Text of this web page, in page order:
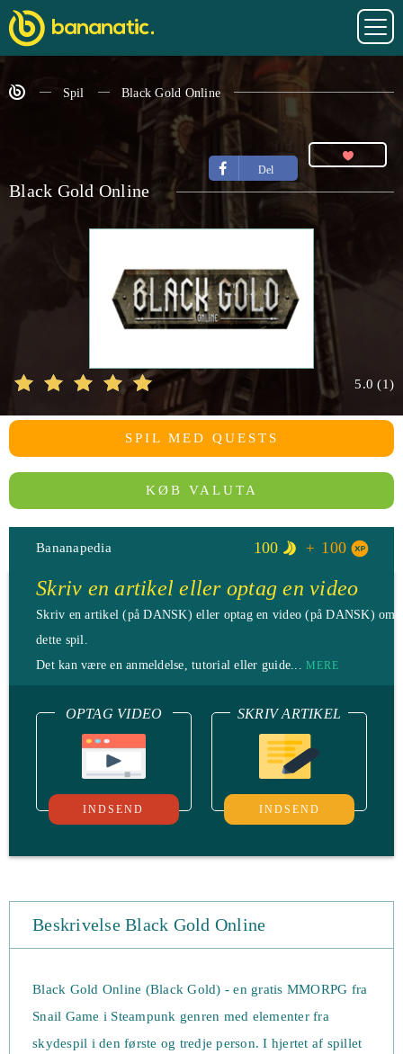
Spil Black Gold Online
Del
Black Gold Online
5.0 (1)
SPIL MED QUESTS
KØB VALUTA
Bananapedia 100 100
Skriv en artikel eller optag en video
Skriv en artikel (på DANSK) eller optag en video (på DANSK)
dette spil.
Det kan være en anmeldelse, tutorial eller guide... MERE
OPTAG VIDEO
INDSEND
SKRIV ARTIKEL
INDSEND
Beskrivelse Black Gold Online
Black Gold Online (Black Gold) - en gratis MMORPG fra
Snail Game i Steampunk genren med elementer fra
skydespil i den første og tredje person. I hjertet af spillet